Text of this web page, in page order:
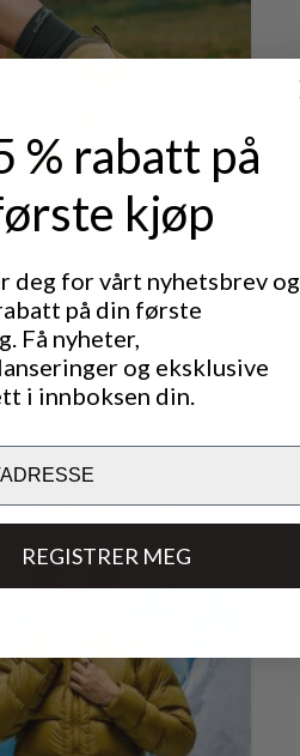
% rabatt på
kjøp
deg for vårt nyhetsbrev og
på din første
Få nyheter,
og eksklusive
i innboksen din.
REGISTRER MEG